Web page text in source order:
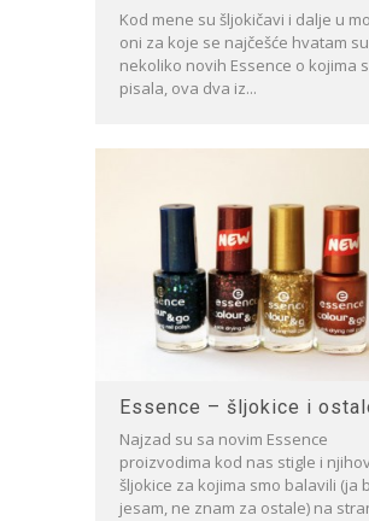
Kod mene su šljokičavi i dalje u
oni za koje se najčešće hvatam
nekoliko novih Essence o kojima
pisala, ova dva iz...
Essence – šljokice i
Najzad su sa novim Essence
proizvodima kod nas stigle i
šljokice za kojima smo balavili (ja
jesam, ne znam za ostale) na